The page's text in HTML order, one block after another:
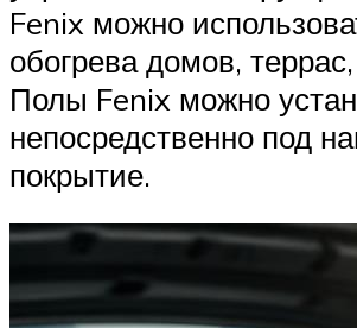
Fenix можно
обогрева домов,
Полы Fenix можно
непосредственно под
покрытие.